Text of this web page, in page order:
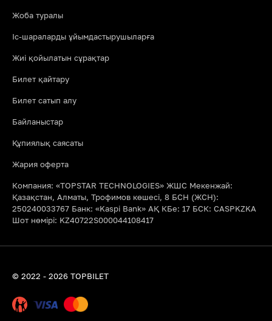
Жоба туралы
Іс-шараларды ұйымдастырушыларға
Жиі қойылатын сұрақтар
Билет қайтару
Билет сатып алу
Байланыстар
Құпиялық саясаты
Жария оферта
Компания: «TOPSTAR TECHNOLOGIES» ЖШС Мекенжай:
Қазақстан, Алматы, Трофимов көшесі, 8 БСН (ЖСН):
250240033767 Банк: «Kaspi Bank» АҚ КБе: 17 БСК: CASPKZKA
Шот нөмірі: KZ40722S000044108417
© 2022 - 2026 TOPBILET